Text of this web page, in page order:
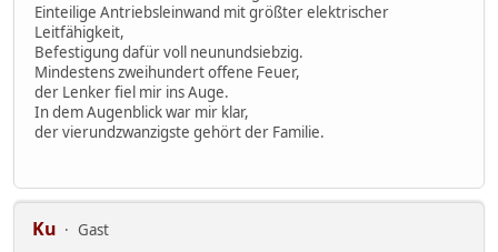
Einteilige Antriebsleinwand mit größter elektrischer
Leitfähigkeit,
Befestigung dafür voll neunundsiebzig.
Mindestens zweihundert offene Feuer,
der Lenker fiel mir ins Auge.
In dem Augenblick war mir klar,
der vierundzwanzigste gehört der Familie.
Ku
Gast